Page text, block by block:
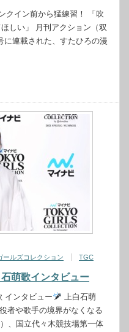
クイン前から猛練習！ 「吹
しい」 月刊アクション（双
に連載された、すたひろの漫
ールズコレクション TGC
萌歌インタビュー
インタビュー
上白石萌
者や歌手の境界がなくなる
、国立代々木競技場第一体